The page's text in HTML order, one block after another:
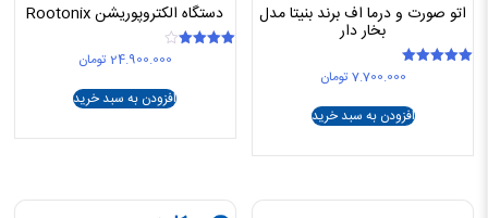
اتو صورت و درما اف برند بنیتا مدل
بخار دار
7.700.000 تومان
افزودن به سبد خرید
دستگاه الکتروپوریشن Rootonix
24.900.000 تومان
افزودن به سبد خرید